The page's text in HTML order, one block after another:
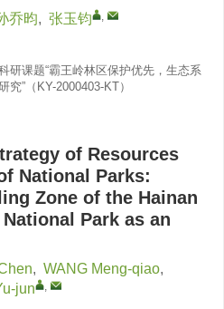
乔昀, 张玉钧 ,
研课题“霸王岭林区保护优先，生态系
”（KY-2000403-KT）
of Resources
National Parks:
Zone of the Hainan
Park as an
, WANG Meng-qiao,
jun ,